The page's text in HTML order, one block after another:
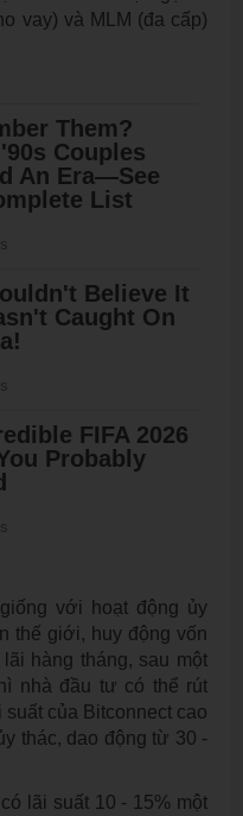
vay) và MLM (đa cấp)
với hoạt động ủy
thế giới, huy động vốn
hàng tháng, sau một
nhà đầu tư có thể rút
của Bitconnect cao
thác, dao động từ 30 -
lãi suất 10 - 15% một